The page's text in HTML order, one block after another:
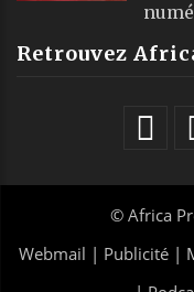
Retrouvez
© Africa
Webmail | Publicité |